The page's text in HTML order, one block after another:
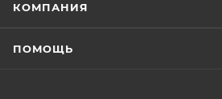
КОМПАНИЯ
ПОМОЩЬ